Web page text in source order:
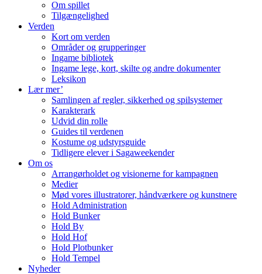
Om spillet
Tilgængelighed
Verden
Kort om verden
Områder og grupperinger
Ingame bibliotek
Ingame lege, kort, skilte og andre dokumenter
Leksikon
Lær mer’
Samlingen af regler, sikkerhed og spilsystemer
Karakterark
Udvid din rolle
Guides til verdenen
Kostume og udstyrsguide
Tidligere elever i Sagaweekender
Om os
Arrangørholdet og visionerne for kampagnen
Medier
Mød vores illustratorer, håndværkere og kunstnere
Hold Administration
Hold Bunker
Hold By
Hold Hof
Hold Plotbunker
Hold Tempel
Nyheder